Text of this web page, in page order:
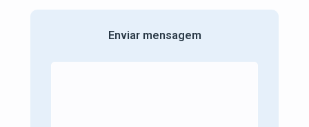
Enviar mensagem